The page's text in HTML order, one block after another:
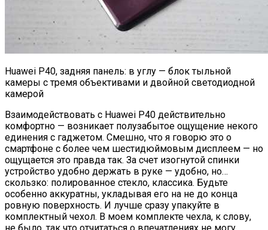
Huawei P40, задняя панель: в углу — блок тыльной
камеры с тремя объективами и двойной светодиодной
камерой
Взаимодействовать с Huawei P40 действительно
комфортно — возникает полузабытое ощущение некого
единения с гаджетом. Смешно, что я говорю это о
смартфоне с более чем шестидюймовым дисплеем — но
ощущается это правда так. За счет изогнутой спинки
устройство удобно держать в руке — удобно, но…
скользко: полированное стекло, классика. Будьте
особенно аккуратны, укладывая его на не до конца
ровную поверхность. И лучше сразу упакуйте в
комплектный чехол. В моем комплекте чехла, к слову,
не было, так что отчитаться о впечатлениях не могу.